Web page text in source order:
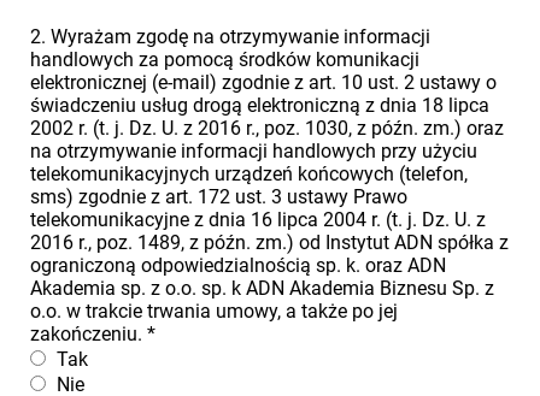
2. Wyrażam zgodę na otrzymywanie informacji
handlowych za pomocą środków komunikacji
elektronicznej (e-mail) zgodnie z art. 10 ust. 2 ustawy o
świadczeniu usług drogą elektroniczną z dnia 18 lipca
2002 r. (t. j. Dz. U. z 2016 r., poz. 1030, z późn. zm.) oraz
na otrzymywanie informacji handlowych przy użyciu
telekomunikacyjnych urządzeń końcowych (telefon,
sms) zgodnie z art. 172 ust. 3 ustawy Prawo
telekomunikacyjne z dnia 16 lipca 2004 r. (t. j. Dz. U. z
2016 r., poz. 1489, z późn. zm.) od Instytut ADN spółka z
ograniczoną odpowiedzialnością sp. k. oraz ADN
Akademia sp. z o.o. sp. k ADN Akademia Biznesu Sp. z
o.o. w trakcie trwania umowy, a także po jej
zakończeniu. *
Tak
Nie